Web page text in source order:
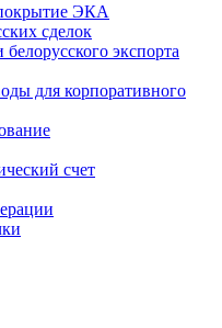
ЭКА
сделок
экспорта
для корпоративного
счет